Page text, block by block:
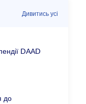
Дивитись усі
DAAD
до